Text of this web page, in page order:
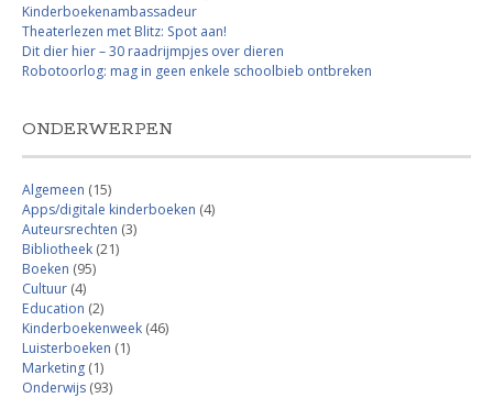
Kinderboekenambassadeur
Theaterlezen met Blitz: Spot aan!
Dit dier hier – 30 raadrijmpjes over dieren
Robotoorlog: mag in geen enkele schoolbieb ontbreken
ONDERWERPEN
Algemeen (15)
Apps/digitale kinderboeken (4)
Auteursrechten (3)
Bibliotheek (21)
Boeken (95)
Cultuur (4)
Education (2)
Kinderboekenweek (46)
Luisterboeken (1)
Marketing (1)
Onderwijs (93)